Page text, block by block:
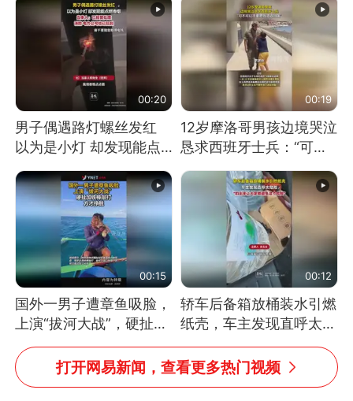
消息）
00:20
男子偶遇路灯螺丝发红
以为是小灯 却发现能点
燃香烟 当事人：已报警
处理
00:19
12岁摩洛哥男孩边境哭泣
恳求西班牙士兵：“可不
可以不要把我遣返回国”
00:15
国外一男子遭章鱼吸脸，
上演“拔河大战”，硬扯加
铁棒敲打方才挣脱
00:12
轿车后备箱放桶装水引燃
纸壳，车主发现直呼太危
险，“拍出来让大家都避
免这个危险”
打开网易新闻，查看更多热门视频